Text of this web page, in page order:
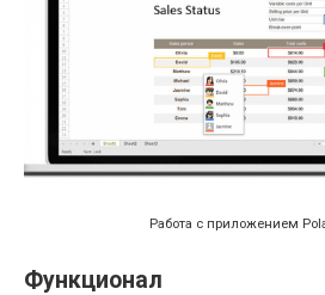
Работа с приложением
Функционал